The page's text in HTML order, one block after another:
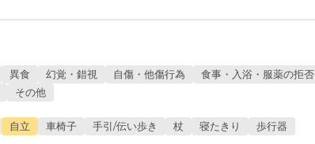
異食 幻覚・錯視 自傷・他傷行為 食事・入浴・服薬の拒否
その他
自立 車椅子 手引/伝い歩き 杖 寝たきり 歩行器